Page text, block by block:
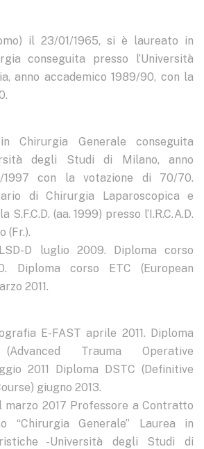
il 23/01/1965, si è laureato in
conseguita presso l’Università
anno accademico 1989/90, con la
Chirurgia Generale conseguita
degli Studi di Milano, anno
1997 con la votazione di 70/70.
di Chirurgia Laparoscopica e
(aa. 1999) presso l’I.R.C.A.D.
(Fr.).
D luglio 2009. Diploma corso
Diploma corso ETC (European
2011.
E-FAST aprile 2011. Diploma
Trauma Operative
2011 Diploma DSTC (Definitive
giugno 2013.
marzo 2017 Professore a Contratto
“Chirurgia Generale” Laurea in
-Università degli Studi di